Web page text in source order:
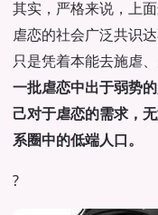
其实，严格来说，上
虐恋的社会广泛共识
只是凭着本能去施虐、
一批虐恋中出于弱势
己对于虐恋的需求，
系圈中的低端人口。
?